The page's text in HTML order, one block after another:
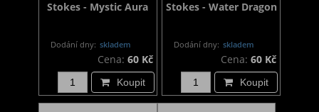
Stokes - Mystic Aura
Dodání dny: skladem
Cena: 60 Kč
Koupit
Stokes - Water Dragon
Dodání dny: skladem
Cena: 60 Kč
Koupit